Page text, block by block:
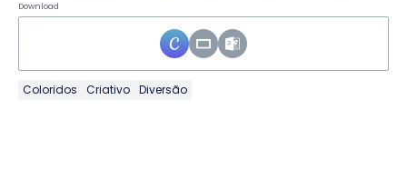
Download
Coloridos Criativo Diversão